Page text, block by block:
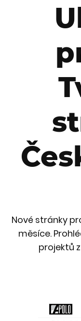
Nové stránky
měsíce.
projektů